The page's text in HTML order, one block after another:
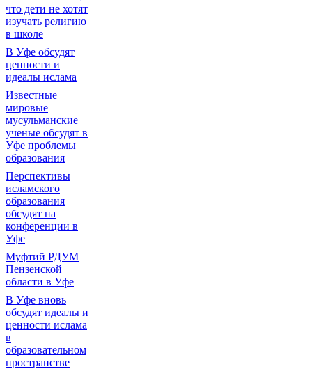
что дети не хотят
изучать религию
в школе
В Уфе обсудят
ценности и
идеалы ислама
Известные
мировые
мусульманские
ученые обсудят в
Уфе проблемы
образования
Перспективы
исламского
образования
обсудят на
конференции в
Уфе
Муфтий РДУМ
Пензенской
области в Уфе
В Уфе вновь
обсудят идеалы и
ценности ислама
в
образовательном
пространстве